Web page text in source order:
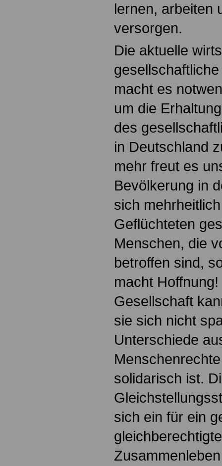
lernen, arbeiten
versorgen.
Die aktuelle
macht es
um die
des
in Deutschland
mehr freut es
Bevölkerung in
sich
Geflüchteten
Menschen, die
betroffen sind,
macht
Gesellschaft
sie sich nicht
Unterschiede
solidarisch ist.
sich ein für ein